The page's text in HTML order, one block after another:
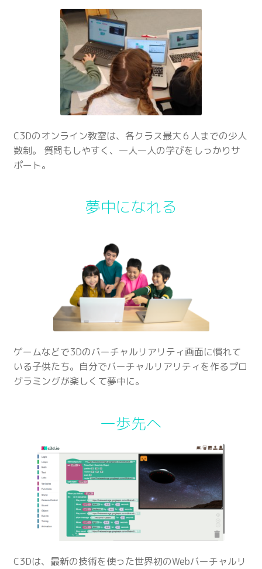
C3Dのオンライン教室は、各クラス最大６人までの少人
数制。 質問もしやすく、一人一人の学びをしっかりサ
ポート。
夢中になれる
ゲームなどで3Dのバーチャルリアリティ画面に慣れて
いる子供たち。自分でバーチャルリアリティを作るプロ
グラミングが楽しくて夢中に。
一歩先へ
C3Dは、最新の技術を使った世界初のWebバーチャルリ